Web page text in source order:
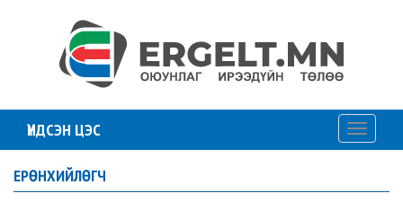
ҮНДСЭН ЦЭС
Toggle
ЕРӨНХИЙЛӨГЧ